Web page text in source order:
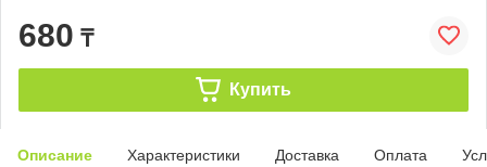
680 ₸
Купить
Описание Характеристики Доставка Оплата